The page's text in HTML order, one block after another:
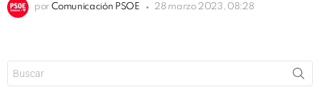
por Comunicación PSOE 28 marzo 2023, 08:28